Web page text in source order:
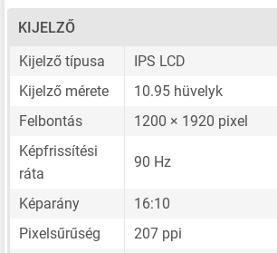
KIJELZŐ
Kijelző típusa
IPS LCD
Kijelző mérete
10.95 hüvelyk
Felbontás
1200 × 1920 pixel
Képfrissítési
ráta
90 Hz
Képarány
16:10
Pixelsűrűség
207 ppi